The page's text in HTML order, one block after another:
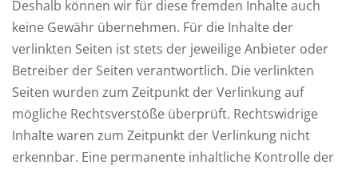
Deshalb können wir für diese fremden Inhalte auch
keine Gewähr übernehmen. Für die Inhalte der
verlinkten Seiten ist stets der jeweilige Anbieter oder
Betreiber der Seiten verantwortlich. Die verlinkten
Seiten wurden zum Zeitpunkt der Verlinkung auf
mögliche Rechtsverstöße überprüft. Rechtswidrige
Inhalte waren zum Zeitpunkt der Verlinkung nicht
erkennbar. Eine permanente inhaltliche Kontrolle der